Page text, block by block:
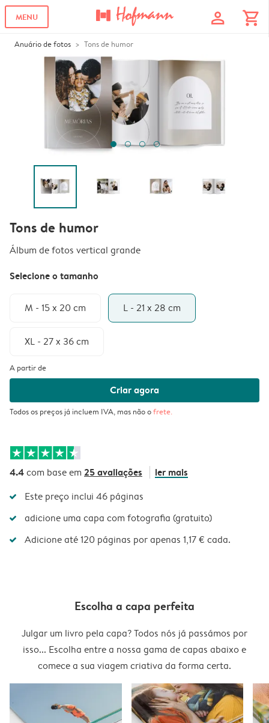
MENU profile shopping_cart
Anuário de fotos Tons de humor
Tons de humor
Álbum de fotos vertical grande
Selecione o tamanho
M - 15 x 20 cm L - 21 x 28 cm
XL - 27 x 36 cm
A partir de
Criar agora
Todos os preços já incluem IVA, mas não ofrete.
4.4com base em 25 avaliações ler mais
Este preço inclui 46 páginas
adicione uma capa com fotografia (gratuito)
Adicione até 120 páginas por apenas 1,17 € cada.
Escolha a capa perfeita
Julgar um livro pela capa? Todos nós já passámos por
isso... Escolha entre a nossa gama de capas abaixo e
comece a sua viagem criativa da forma certa.